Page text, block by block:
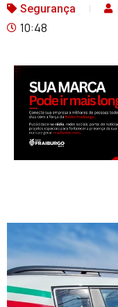
Segurança
10:48